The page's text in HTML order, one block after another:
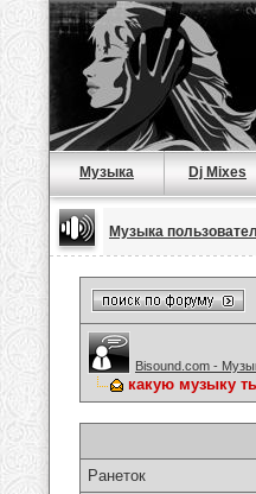
Музыка Dj Mixes
Музыка
Bisound.com -
какую музыку
Ранеток